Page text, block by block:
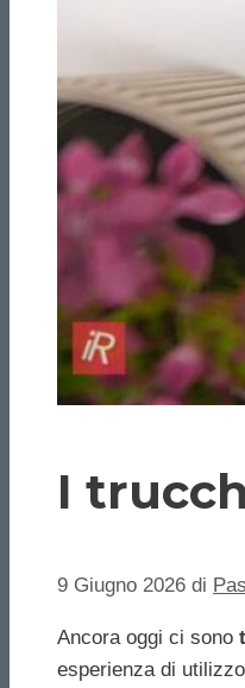
I
9 Giugno 2026 di
Ancora oggi ci sono
esperienza di